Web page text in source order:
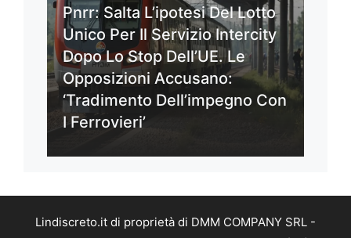
Pnrr: Salta L’ipotesi Del Lotto
Unico Per Il Servizio Intercity
Dopo Lo Stop Dell’UE. Le
Opposizioni Accusano:
‘Tradimento Dell’impegno Con
I Ferrovieri’
Lindiscreto.it di proprietà di DMM COMPANY SRL -